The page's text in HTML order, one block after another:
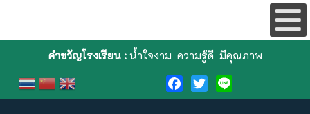
คำขวัญโรงเรียน :น้ำใจงาม ความรู้ดี มีคุณภาพ
Facebook
TwitterLine